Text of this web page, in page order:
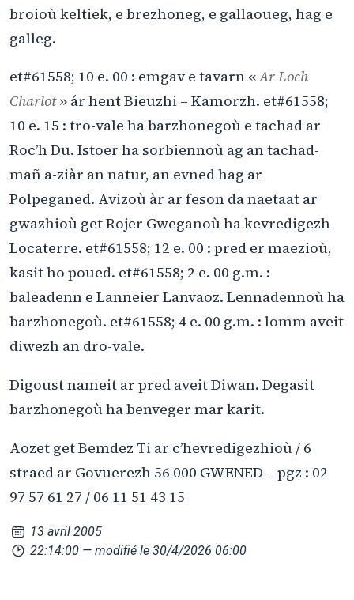
broioù keltiek, e brezhoneg, e gallaoueg, hag e
galleg.
et#61558; 10 e. 00 : emgav e tavarn «Ar Loch
Charlot» ár hent Bieuzhi – Kamorzh. et#61558;
10 e. 15 : tro-vale ha barzhonegoù e tachad ar
Roc’h Du. Istoer ha sorbiennoù ag an tachad-
mañ a-ziàr an natur, an evned hag ar
Polpeganed. Avizoù àr ar feson da naetaat ar
gwazhioù get Rojer Gweganoù ha kevredigezh
Locaterre. et#61558; 12 e. 00 : pred er maezioù,
kasit ho poued. et#61558; 2 e. 00 g.m. :
baleadenn e Lanneier Lanvaoz. Lennadennoù ha
barzhonegoù. et#61558; 4 e. 00 g.m. : lomm aveit
diwezh an dro-vale.
Digoust nameit ar pred aveit Diwan. Degasit
barzhonegoù ha benveger mar karit.
Aozet get Bemdez Ti ar c’hevredigezhioù / 6
straed ar Govuerezh 56 000 GWENED – pgz : 02
97 57 61 27 / 06 11 51 43 15
13 avril 2005
22:14:00 — modifié le 30/4/2026 06:00